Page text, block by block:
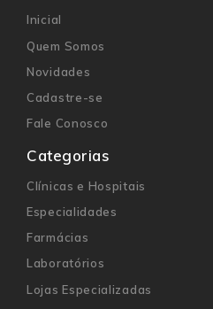
Inicial
Quem Somos
Novidades
Cadastre-se
Fale Conosco
Categorias
Clínicas e Hospitais
Especialidades
Farmácias
Laboratórios
Lojas Especializadas